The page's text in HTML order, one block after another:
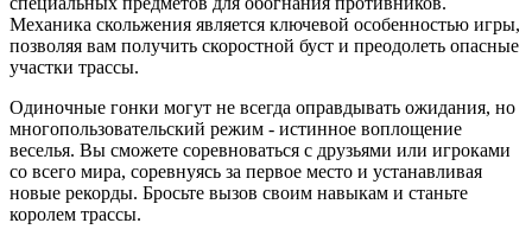
Механика скольжения является ключевой особенностью игры,
позволяя вам получить скоростной буст и преодолеть опасные
участки трассы.
Одиночные гонки могут не всегда оправдывать ожидания, но
многопользовательский режим - истинное воплощение
веселья. Вы сможете соревноваться с друзьями или игроками
со всего мира, соревнуясь за первое место и устанавливая
новые рекорды. Бросьте вызов своим навыкам и станьте
королем трассы.